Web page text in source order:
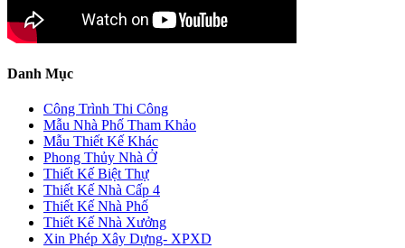
Danh Mục
Công Trình Thi Công
Mẫu Nhà Phố Tham Khảo
Mẫu Thiết Kế Khác
Phong Thủy Nhà Ở
Thiết Kế Biệt Thự
Thiết Kế Nhà Cấp 4
Thiết Kế Nhà Phố
Thiết Kế Nhà Xưởng
Xin Phép Xây Dựng- XPXD